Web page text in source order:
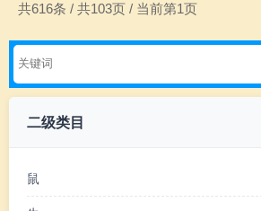
共616条 / 共103页 / 当前第1页
二级类目
鼠